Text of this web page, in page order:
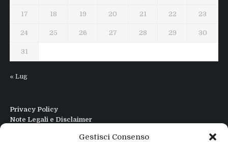
Gestisci Consenso
17 18 19 20 21 22 23
24 25 26 27 28 29 30
31
« Lug
Privacy Policy
Note Legali e Disclaimer